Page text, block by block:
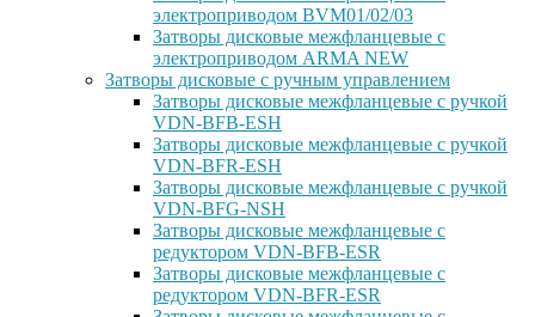
электроприводом BVM01/02/03
Затворы дисковые межфланцевые с
электроприводом ARMA NEW
Затворы дисковые с ручным управлением
Затворы дисковые межфланцевые с ручкой
VDN-BFB-ESH
Затворы дисковые межфланцевые с ручкой
VDN-BFR-ESH
Затворы дисковые межфланцевые с ручкой
VDN-BFG-NSH
Затворы дисковые межфланцевые с
редуктором VDN-BFB-ESR
Затворы дисковые межфланцевые с
редуктором VDN-BFR-ESR